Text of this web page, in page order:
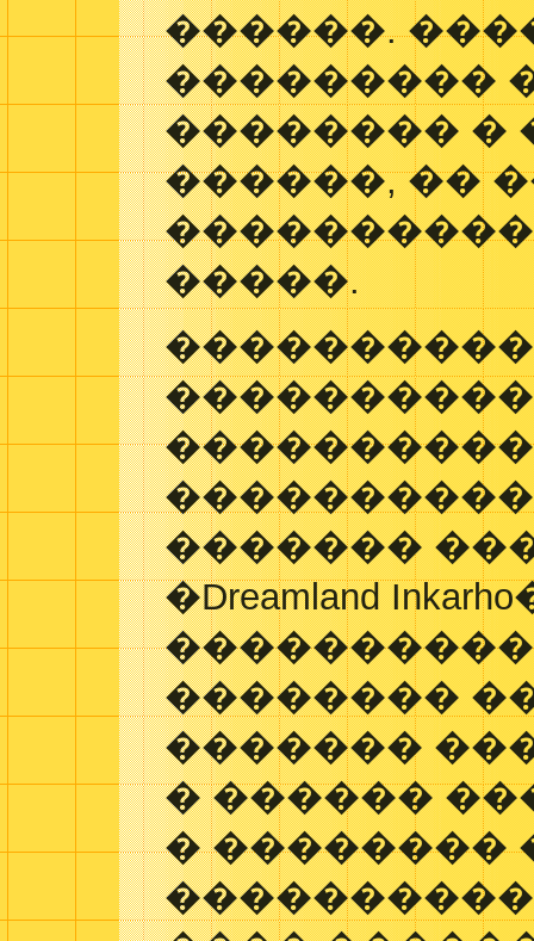
������.
���������
�������� �
������, ��
�����.
�������
�Dreamland
��������
�������
� ������
� ��������